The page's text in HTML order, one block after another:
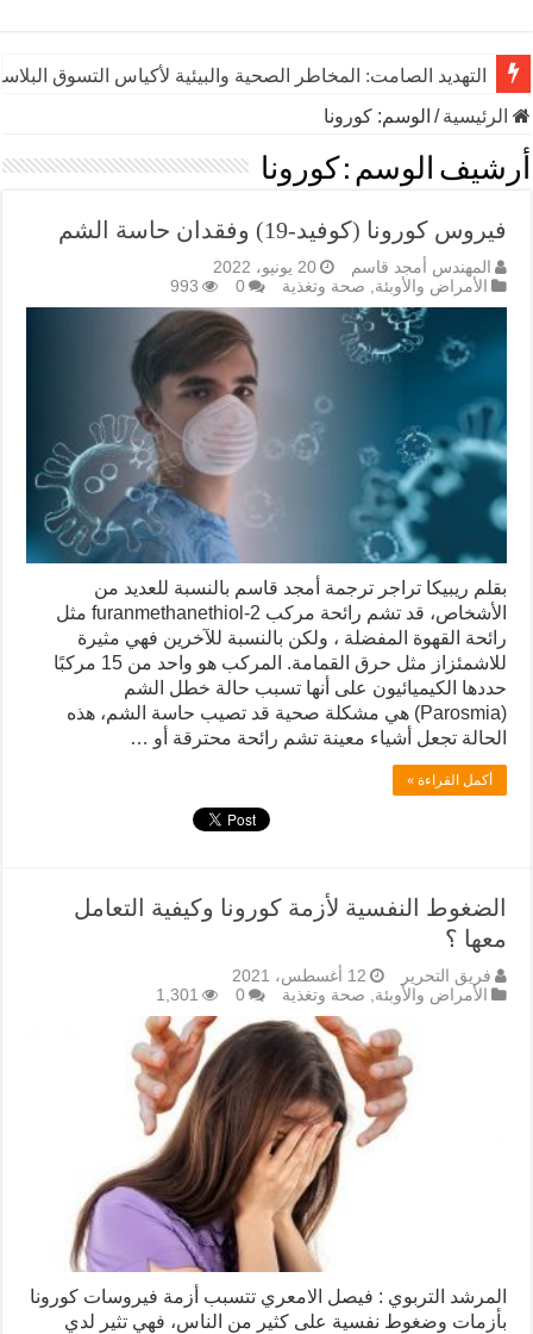
التهديد الصامت: المخاطر الصحية والبيئية لأكياس التسوق
الرئيسية/ الوسم: كورونا
أرشيف الوسم : كورونا
فيروس كورونا (كوفيد-19) وفقدان حاسة الشم
المهندس أمجد قاسم
20 يونيو، 2022
الأمراض والأوبئة, صحة وتغذية 0
993
بقلم ريبيكا تراجر ترجمة أمجد قاسم بالنسبة للعديد من
الأشخاص، قد تشم رائحة مركب 2-furanmethanethiol مثل
رائحة القهوة المفضلة ، ولكن بالنسبة للآخرين فهي مثيرة
للاشمئزاز مثل حرق القمامة. المركب هو واحد من 15 مركبًا
حددها الكيميائيون على أنها تسبب حالة خطل الشم
(Parosmia) هي مشكلة صحية قد تصيب حاسة الشم، هذه
الحالة تجعل أشياء معينة تشم رائحة محترقة أو …
أكمل القراءة »
الضغوط النفسية لأزمة كورونا وكيفية التعامل
معها ؟
فريق التحرير
12 أغسطس، 2021
الأمراض والأوبئة
صحة وتغذية 0
1,301
المرشد التربوي : فيصل الامعري تتسبب أزمة فيروسات كورونا
بأزمات وضغوط نفسية على كثير من الناس، فهي تثير لدي